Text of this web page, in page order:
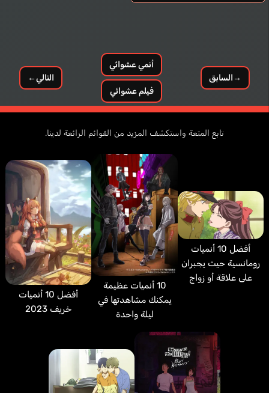
→السابق
أنمي عشوائي
فيلم عشوائي
التالي←
تابع المتعة واستكشف المزيد من القوائم الرائعة لدينا.
أفضل 10 أنميات
رومانسية حيث يجبران
على علاقة أو زواج
10 أنميات عظيمة
يمكنك مشاهدتها في
ليلة واحدة
أفضل 10 أنميات
خريف 2023